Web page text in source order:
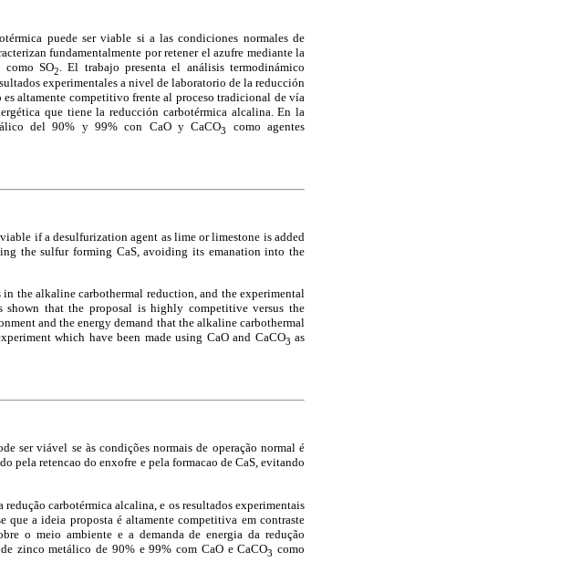
puede ser viable si a las condiciones normales de
fundamentalmente por retener el azufre mediante la
como SO2
. El trabajo presenta el análisis termodinámico
experimentales a nivel de laboratorio de la reducción
altamente competitivo frente al proceso tradicional de vía
que tiene la reducción carbotérmica alcalina. En la
del 90% y 99% con CaO y CaCO3
como agentes
if a desulfurization agent as lime or limestone is added
the sulfur forming CaS, avoiding its emanation into the
the alkaline carbothermal reduction, and the experimental
that the proposal is highly competitive versus the
and the energy demand that the alkaline carbothermal
which have been made using CaO and CaCO3 as
ser viável se às condições normais de operação normal é
pela retencao do enxofre e pela formacao de CaS, evitando
carbotérmica alcalina, e os resultados experimentais
a ideia proposta é altamente competitiva em contraste
o meio ambiente e a demanda de energia da redução
zinco metálico de 90% e 99% com CaO e CaCO3 como